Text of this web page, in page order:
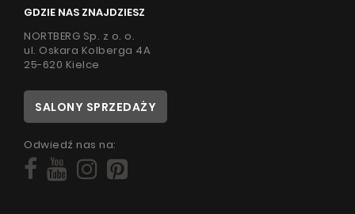
GDZIE NAS ZNAJDZIESZ
NORTBERG Sp. z o. o.
ul. Oskara Kolberga 4A
25-620 Kielce
SALONY SPRZEDAŻY
Odwiedź nas na: